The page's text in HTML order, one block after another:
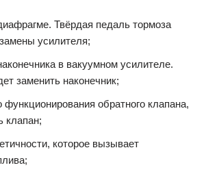
Твёрдая педаль тормоза
усилителя;
в вакуумном усилителе.
заменить наконечник;
функционирования обратного клапана,
клапан;
которое вызывает